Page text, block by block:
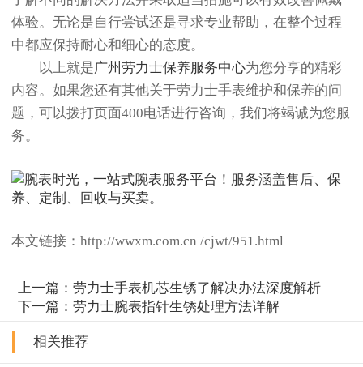
体验。无论是自行尝试还是寻求专业帮助，在整个过程
中都应保持耐心和细心的态度。
以上就是广州劳力士保养服务中心为您分享的精彩
内容。如果您还有其他关于劳力士手表维护和保养的问
题，可以拨打页面400电话进行咨询，我们将竭诚为您服
务。
本文链接：http://wwxm.com.cn /cjwt/951.html
上一篇：劳力士手表机芯生锈了解决办法深度解析
下一篇：劳力士腕表指针生锈处理方法详解
相关推荐